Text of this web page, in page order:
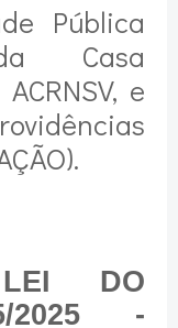
Pública
Casa
e
DO
2025 -